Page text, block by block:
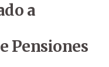
a
Pensiones